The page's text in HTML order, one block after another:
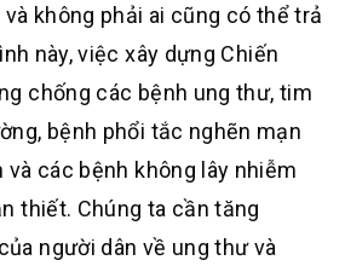
không phải ai cũng có thể trả
này, việc xây dựng Chiến
chống các bệnh ung thư, tim
bệnh phổi tắc nghẽn mạn
và các bệnh không lây nhiễm
thiết. Chúng ta cần tăng
người dân về ung thư và